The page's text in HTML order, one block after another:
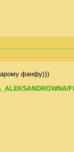
фанфу)))